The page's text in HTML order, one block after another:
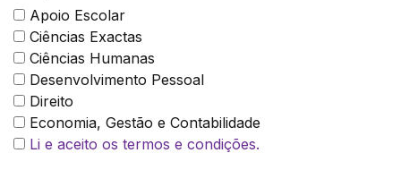
Apoio Escolar
Ciências Exactas
Ciências Humanas
Desenvolvimento Pessoal
Direito
Economia, Gestão e Contabilidade
Li e aceito os termos e condições.